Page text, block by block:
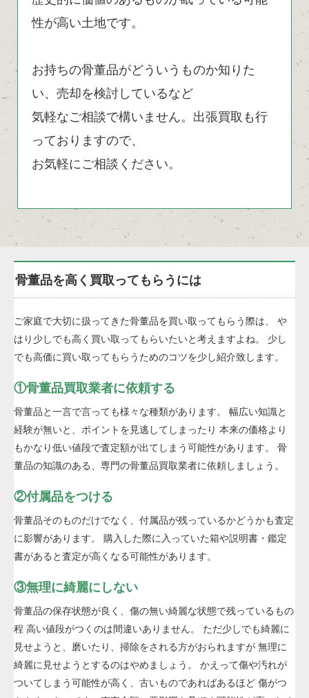
性が高い土地です。
お持ちの骨董品がどういうものか知りた
い、売却を検討しているなど
気軽なご相談で構いません。出張買取も行
っておりますので、
お気軽にご相談ください。
骨董品を高く買取ってもらうには
ご家庭で大切に扱ってきた骨董品を買い取ってもらう際は、 や
はり少しでも高く買い取ってもらいたいと考えますよね。 少し
でも高価に買い取ってもらうためのコツを少し紹介致します。
①骨董品買取業者に依頼する
骨董品と一言で言っても様々な種類があります。 幅広い知識と
経験が無いと、ポイントを見逃してしまったり 本来の価格より
もかなり低い値段で査定額が出てしまう可能性があります。 骨
董品の知識のある、専門の骨董品買取業者に依頼しましょう。
②付属品をつける
骨董品そのものだけでなく、付属品が残っているかどうかも査定
に影響があります。 購入した際に入っていた箱や説明書・鑑定
書があると査定が高くなる可能性があります。
③無理に綺麗にしない
骨董品の保存状態が良く、傷の無い綺麗な状態で残っているもの
程 高い値段がつくのは間違いありません。 ただ少しでも綺麗に
見せようと、磨いたり、掃除をされる方がおられますが 無理に
綺麗に見せようとするのはやめましょう。 かえって傷や汚れが
ついてしまう可能性が高く、古いものであればあるほど 傷がつ